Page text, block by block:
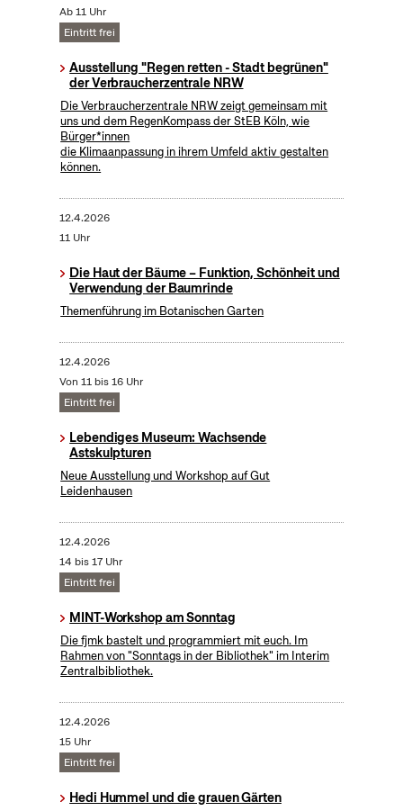
Ab 11 Uhr
Eintritt frei
Ausstellung "Regen retten - Stadt begrünen"
der Verbraucherzentrale NRW
Die Verbraucherzentrale NRW zeigt gemeinsam mit
uns und dem RegenKompass der StEB Köln, wie
Bürger*innen
die Klimaanpassung in ihrem Umfeld aktiv gestalten
können.
12.4.2026
11 Uhr
Die Haut der Bäume – Funktion, Schönheit und
Verwendung der Baumrinde
Themenführung im Botanischen Garten
12.4.2026
Von 11 bis 16 Uhr
Eintritt frei
Lebendiges Museum: Wachsende
Astskulpturen
Neue Ausstellung und Workshop auf Gut
Leidenhausen
12.4.2026
14 bis 17 Uhr
Eintritt frei
MINT-Workshop am Sonntag
Die fjmk bastelt und programmiert mit euch. Im
Rahmen von "Sonntags in der Bibliothek" im Interim
Zentralbibliothek.
12.4.2026
15 Uhr
Eintritt frei
Hedi Hummel und die grauen Gärten